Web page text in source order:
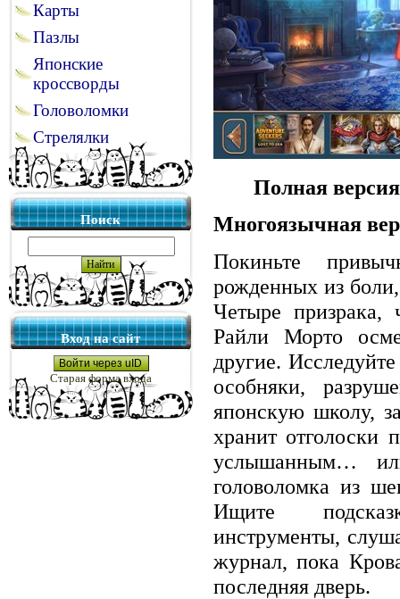
Карты
Пазлы
Японские
кроссворды
Головоломки
Стрелялки
Поиск
Вход на сайт
Войти через uID
Старая форма входа
Полная
Многоязычная
Покиньте
рожденных из
Четыре призрака,
Райли Морто
другие.
особняки,
японскую школу,
хранит отголоски
услышанным…
головоломка из
Ищите
инструменты,
журнал, пока
последняя дверь.